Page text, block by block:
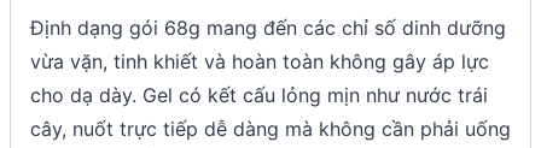
Định dạng gói 68g mang đến các chỉ số dinh dưỡng
vừa vặn, tinh khiết và hoàn toàn không gây áp lực
cho dạ dày. Gel có kết cấu lỏng mịn như nước trái
cây, nuốt trực tiếp dễ dàng mà không cần phải uống